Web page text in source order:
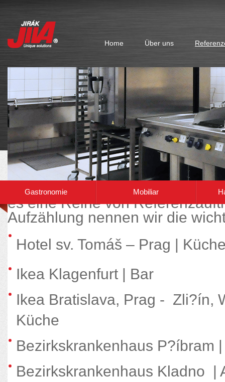
Home Über uns
Gastronomie Mobiliar
Während der ganzen Zeit der
es eine Reihe von
Aufzählung nennen wir die
Hotel sv. Tomáš – Prag |
Ikea Klagenfurt | Bar
Ikea Bratislava, Prag - Zli?ín,
Küche
Bezirkskrankenhaus P?íbram
Bezirkskrankenhaus Kladno |